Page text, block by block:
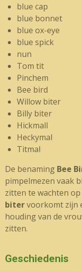
blue cap
blue bonnet
blue ox-eye
blue spick
nun
Tom tit
Pinchem
Bee bird
Willow biter
Billy biter
Hickmall
Heckymal
Titmal
De benaming Bee
pimpelmezen vaak
zitten te wachten
bitervoorkomt zijn
houding van de
zitten.
Geschiedenis